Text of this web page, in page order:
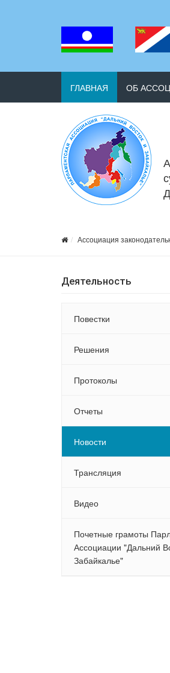
ГЛАВНАЯ ОБ
Ассоциация
Деятельность
Повестки
Решения
Протоколы
Отчеты
Новости
Трансляция
Видео
Почетные грамоты
Ассоциации "Дальний
Забайкалье"